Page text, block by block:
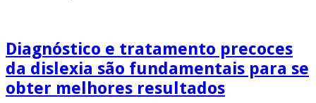
Diagnóstico e tratamento precoces
da dislexia são fundamentais para se
obter melhores resultados